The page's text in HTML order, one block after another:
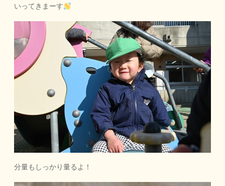
いってきまーす
分量もしっかり量るよ！